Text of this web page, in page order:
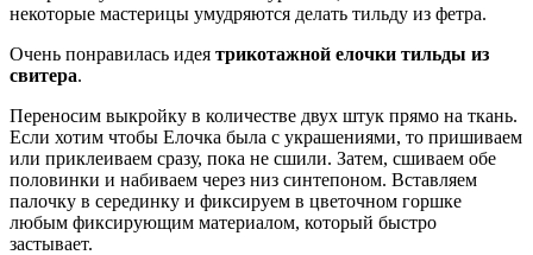
некоторые мастерицы умудряются делать тильду из фетра.
Очень понравилась идея трикотажной елочки тильды из
свитера.
Переносим выкройку в количестве двух штук прямо на ткань.
Если хотим чтобы Елочка была с украшениями, то пришиваем
или приклеиваем сразу, пока не сшили. Затем, сшиваем обе
половинки и набиваем через низ синтепоном. Вставляем
палочку в серединку и фиксируем в цветочном горшке
любым фиксирующим материалом, который быстро
застывает.